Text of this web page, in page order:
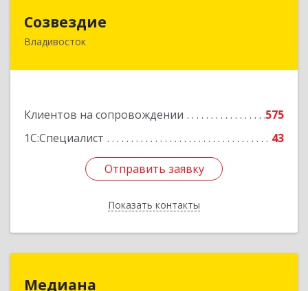
Созвездие
Владивосток
Клиентов на сопровождении
575
1С:Специалист
43
Отправить заявку
Показать контакты
690069, Приморский край, Владивосток г,
Отправить заявку
Назад
Медиана